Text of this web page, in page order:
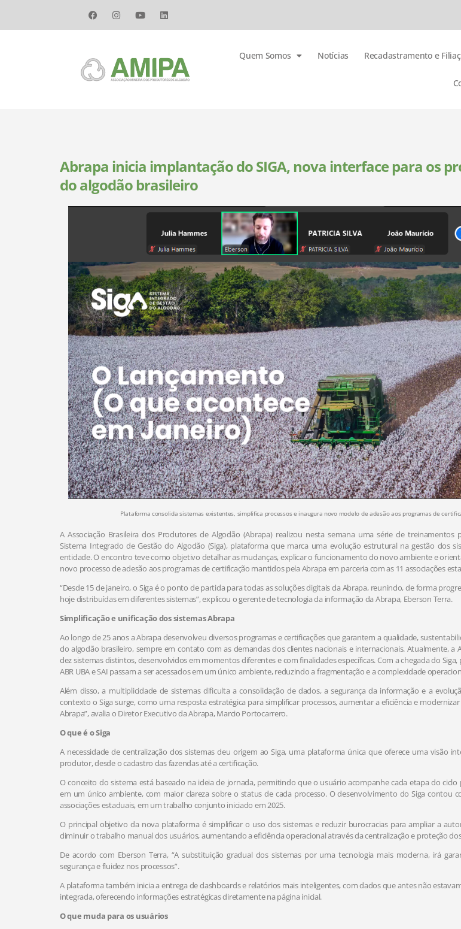
Quem Somos Notícias Recadastramento e
Abrapa inicia implantação do SIGA, nova interface para os
do algodão brasileiro
Plataforma consolida sistemas existentes, simplifica processos e inaugura novo modelo de adesão aos programas de
A Associação Brasileira dos Produtores de Algodão (Abrapa) realizou nesta semana uma série de treinamentos
Sistema Integrado de Gestão do Algodão (Siga), plataforma que marca uma evolução estrutural na gestão dos
entidade. O encontro teve como objetivo detalhar as mudanças, explicar o funcionamento do novo ambiente e
novo processo de adesão aos programas de certificação mantidos pela Abrapa em parceria com as 11 associações
“Desde 15 de janeiro, o Siga é o ponto de partida para todas as soluções digitais da Abrapa, reunindo, de forma
hoje distribuídas em diferentes sistemas”, explicou o gerente de tecnologia da informação da Abrapa, Eberson Terra.
Simplificação e unificação dos sistemas Abrapa
Ao longo de 25 anos a Abrapa desenvolveu diversos programas e certificações que garantem a qualidade,
do algodão brasileiro, sempre em contato com as demandas dos clientes nacionais e internacionais. Atualmente, a
dez sistemas distintos, desenvolvidos em momentos diferentes e com finalidades específicas. Com a chegada do Siga,
ABR UBA e SAI passam a ser acessados em um único ambiente, reduzindo a fragmentação e a complexidade
Além disso, a multiplicidade de sistemas dificulta a consolidação de dados, a segurança da informação e a
contexto o Siga surge, como uma resposta estratégica para simplificar processos, aumentar a eficiência e
Abrapa”, avalia o Diretor Executivo da Abrapa, Marcio Portocarrero.
O que é o Siga
A necessidade de centralização dos sistemas deu origem ao Siga, uma plataforma única que oferece uma visão
produtor, desde o cadastro das fazendas até a certificação.
O conceito do sistema está baseado na ideia de jornada, permitindo que o usuário acompanhe cada etapa do
em um único ambiente, com maior clareza sobre o status de cada processo. O desenvolvimento do Siga contou
associações estaduais, em um trabalho conjunto iniciado em 2025.
O principal objetivo da nova plataforma é simplificar o uso dos sistemas e reduzir burocracias para ampliar a
diminuir o trabalho manual dos usuários, aumentando a eficiência operacional através da centralização e proteção
De acordo com Eberson Terra, “A substituição gradual dos sistemas por uma tecnologia mais moderna, irá
segurança e fluidez nos processos”.
A plataforma também inicia a entrega de dashboards e relatórios mais inteligentes, com dados que antes não
integrada, oferecendo informações estratégicas diretamente na página inicial.
O que muda para os usuários